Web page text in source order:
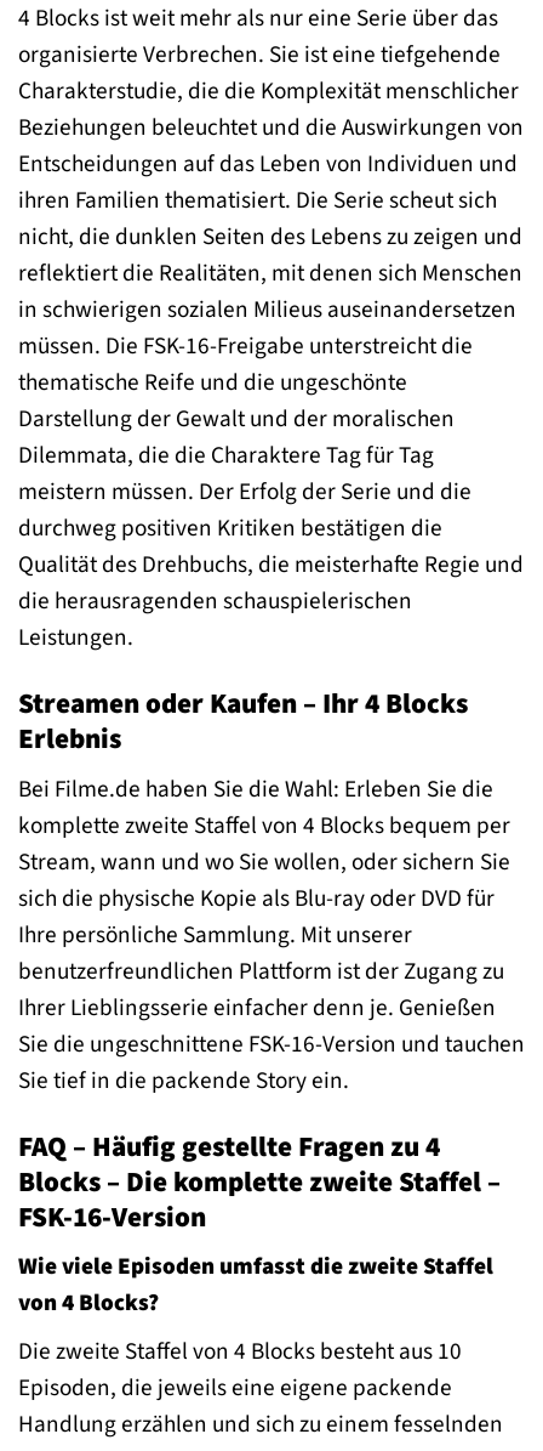
4 Blocks ist weit mehr als nur eine Serie über das
organisierte Verbrechen. Sie ist eine tiefgehende
Charakterstudie, die die Komplexität menschlicher
Beziehungen beleuchtet und die Auswirkungen von
Entscheidungen auf das Leben von Individuen und
ihren Familien thematisiert. Die Serie scheut sich
nicht, die dunklen Seiten des Lebens zu zeigen und
reflektiert die Realitäten, mit denen sich Menschen
in schwierigen sozialen Milieus auseinandersetzen
müssen. Die FSK-16-Freigabe unterstreicht die
thematische Reife und die ungeschönte
Darstellung der Gewalt und der moralischen
Dilemmata, die die Charaktere Tag für Tag
meistern müssen. Der Erfolg der Serie und die
durchweg positiven Kritiken bestätigen die
Qualität des Drehbuchs, die meisterhafte Regie und
die herausragenden schauspielerischen
Leistungen.
Streamen oder Kaufen – Ihr 4 Blocks
Erlebnis
Bei Filme.de haben Sie die Wahl: Erleben Sie die
komplette zweite Staffel von 4 Blocks bequem per
Stream, wann und wo Sie wollen, oder sichern Sie
sich die physische Kopie als Blu-ray oder DVD für
Ihre persönliche Sammlung. Mit unserer
benutzerfreundlichen Plattform ist der Zugang zu
Ihrer Lieblingsserie einfacher denn je. Genießen
Sie die ungeschnittene FSK-16-Version und tauchen
Sie tief in die packende Story ein.
FAQ – Häufig gestellte Fragen zu 4
Blocks – Die komplette zweite Staffel –
FSK-16-Version
Wie viele Episoden umfasst die zweite Staffel
von 4 Blocks?
Die zweite Staffel von 4 Blocks besteht aus 10
Episoden, die jeweils eine eigene packende
Handlung erzählen und sich zu einem fesselnden